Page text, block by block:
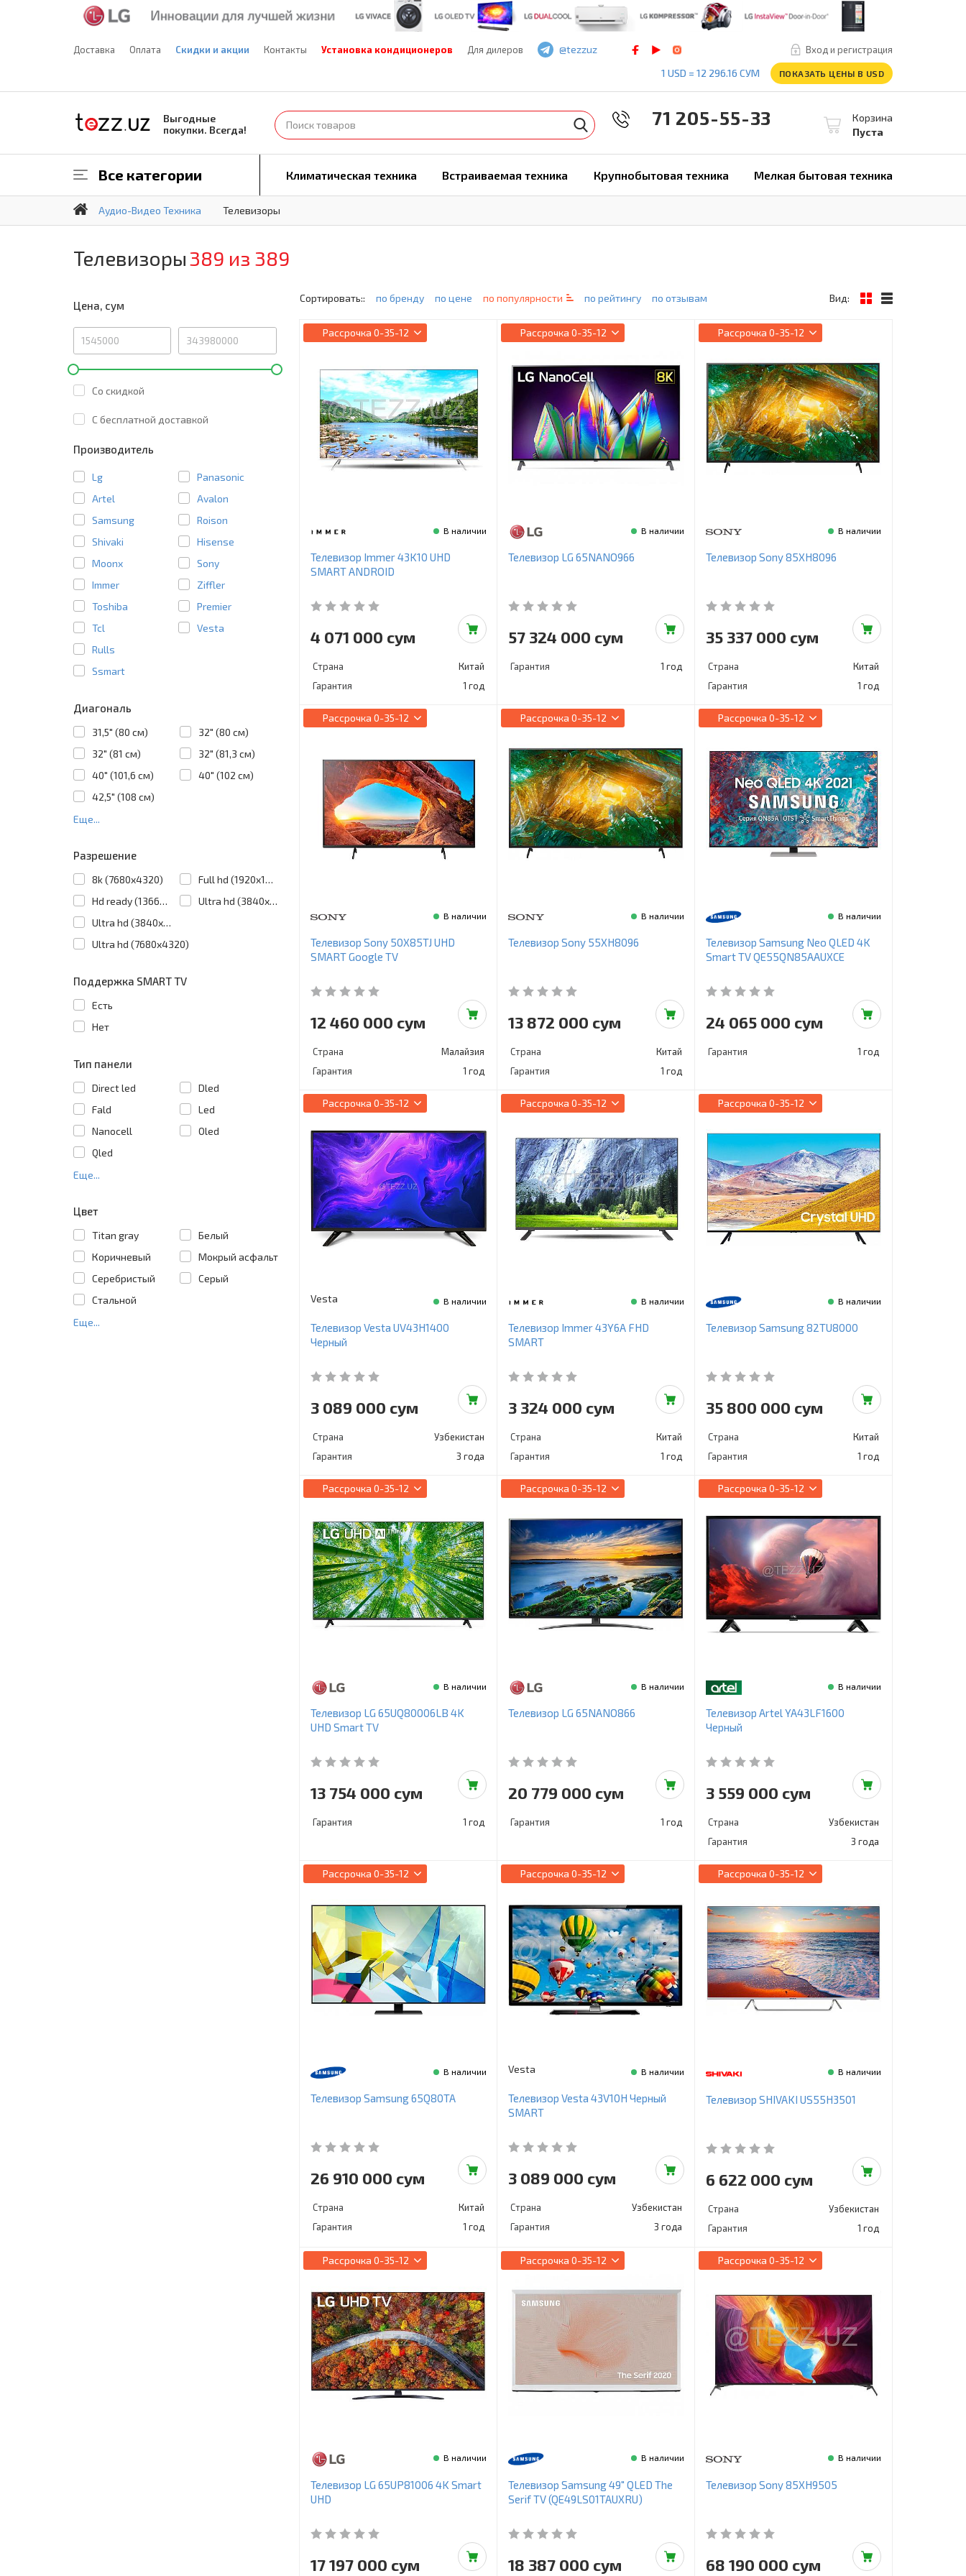
Доставка Оплата Скидки и акции Контакты Установка кондиционеров Для дилеров Вход и регистрация
@tezzuz
1 USD = 12 296.16 СУМ
ПОКАЗАТЬ ЦЕНЫ В USD
Выгодные
покупки. Всегда!
Корзина
Пуста
71 205-55-33
Все категории Климатическая техника Встраиваемая техника Крупнобытовая техника Мелкая бытовая техника
Аудио-Видео Техника Телевизоры
Телевизоры389 из 389
Цена, сум
Со скидкой
C бесплатной доставкой
Производитель
Lg
Panasonic
Artel
Avalon
Samsung
Roison
Shivaki
Hisense
Moonx
Sony
Immer
Ziffler
Toshiba
Premier
Tcl
Vesta
Rulls
Ssmart
Диагональ
31,5" (80 см)
32" (80 см)
32" (81 см)
32" (81,3 см)
40" (101,6 см)
40" (102 см)
42,5" (108 см)
Еще...
Разрешение
8k (7680x4320)
Full hd (1920x1080)
Hd ready (1366x768)
Ultra hd (3840x2160)
Ultra hd (3840х2160)
Ultra hd (7680х4320)
Поддержка SMART TV
Есть
Нет
Тип панели
Direct led
Dled
Fald
Led
Nanocell
Oled
Qled
Еще...
Цвет
Titan gray
Белый
Коричневый
Мокрый асфальт
Серебристый
Серый
Стальной
Еще...
Сортировать:: по бренду по цене по популярности по рейтингу по отзывам Вид:
Рассрочка 0-35-12
В наличии
Телевизор Immer 43K10 UHD
SMART ANDROID
4 071 000 сум
Страна
Китай
Гарантия
1 год
Рассрочка 0-35-12
В наличии
Телевизор LG 65NANO966
57 324 000 сум
Гарантия 1 год
Рассрочка 0-35-12
В наличии
Телевизор Sony 85XH8096
35 337 000 сум
Страна
Китай
Гарантия
1 год
Рассрочка 0-35-12
В наличии
Телевизор Sony 50X85TJ UHD
SMART Google TV
12 460 000 сум
Страна
Малайзия
Гарантия
1 год
Рассрочка 0-35-12
В наличии
Телевизор Sony 55XH8096
13 872 000 сум
Страна
Китай
Гарантия
1 год
Рассрочка 0-35-12
В наличии
Телевизор Samsung Neo QLED 4K
Smart TV QE55QN85AAUXCE
24 065 000 сум
Гарантия 1 год
Рассрочка 0-35-12
В наличии
Vesta
Телевизор Vesta UV43H1400
Черный
3 089 000 сум
Страна
Узбекистан
Гарантия
3 года
Рассрочка 0-35-12
В наличии
Телевизор Immer 43Y6A FHD
SMART
3 324 000 сум
Страна
Китай
Гарантия
1 год
Рассрочка 0-35-12
В наличии
Телевизор Samsung 82TU8000
35 800 000 сум
Страна
Китай
Гарантия
1 год
Рассрочка 0-35-12
В наличии
Телевизор LG 65UQ80006LB 4K
UHD Smart TV
13 754 000 сум
Гарантия 1 год
Рассрочка 0-35-12
В наличии
Телевизор LG 65NANO866
20 779 000 сум
Гарантия 1 год
Рассрочка 0-35-12
В наличии
Телевизор Artel YA43LF1600
Черный
3 559 000 сум
Страна
Узбекистан
Гарантия
3 года
Рассрочка 0-35-12
В наличии
Телевизор Samsung 65Q80TA
26 910 000 сум
Страна
Китай
Гарантия
1 год
Рассрочка 0-35-12
В наличии
Vesta
Телевизор Vesta 43V10H Черный
SMART
3 089 000 сум
Страна
Узбекистан
Гарантия
3 года
Рассрочка 0-35-12
В наличии
Телевизор SHIVAKI US55H3501
6 622 000 сум
Страна
Узбекистан
Гарантия
1 год
Рассрочка 0-35-12
В наличии
Телевизор LG 65UP81006 4K Smart
UHD
17 197 000 сум
Рассрочка 0-35-12
В наличии
Телевизор Samsung 49" QLED The
Serif TV (QE49LS01TAUXRU)
18 387 000 сум
Рассрочка 0-35-12
В наличии
Телевизор Sony 85XH9505
68 190 000 сум